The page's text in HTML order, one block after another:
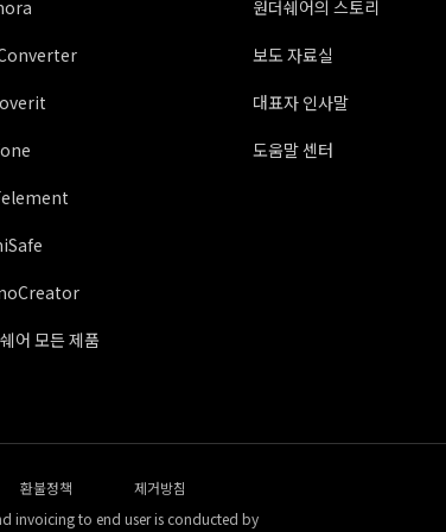
어 모든 제품
원더쉐어의 스토리
보도 자료실
대표자 인사말
도움말 센터
환불정책
제거방침
invoicing to end user is conducted by